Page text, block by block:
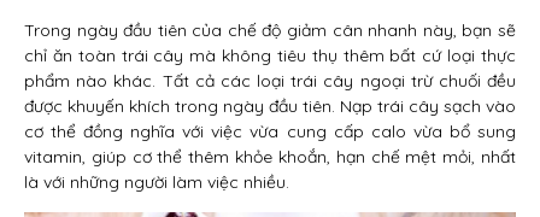
Trong ngày đầu tiên của chế độ giảm cân nhanh này, bạn sẽ
chỉ ăn toàn trái cây mà không tiêu thụ thêm bất cứ loại thực
phẩm nào khác. Tất cả các loại trái cây ngoại trừ chuối đều
được khuyến khích trong ngày đầu tiên. Nạp trái cây sạch vào
cơ thể đồng nghĩa với việc vừa cung cấp calo vừa bổ sung
vitamin, giúp cơ thể thêm khỏe khoắn, hạn chế mệt mỏi, nhất
là với những người làm việc nhiều.